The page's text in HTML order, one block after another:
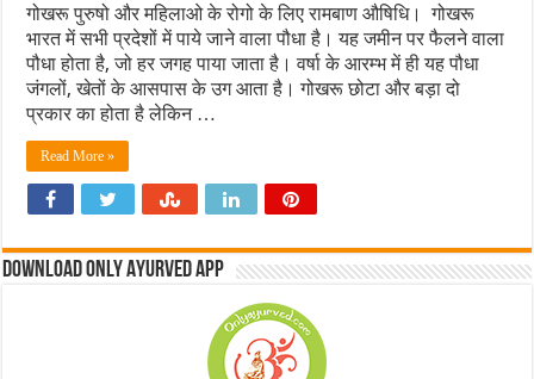
गोखरू पुरुषो और महिलाओ के रोगो के लिए रामबाण औषिधि। गोखरू
भारत में सभी प्रदेशों में पाये जाने वाला पौधा है। यह जमीन पर फैलने वाला
पौधा होता है, जो हर जगह पाया जाता है। वर्षा के आरम्भ में ही यह पौधा
जंगलों, खेतों के आसपास के उग आता है। गोखरू छोटा और बड़ा दो
प्रकार का होता है लेकिन …
Read More »
Download Only Ayurved App